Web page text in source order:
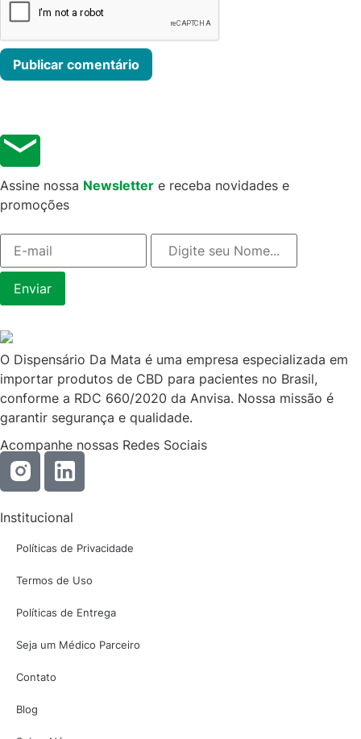
Assine nossa Newsletter e receba novidades e
promoções
O Dispensário Da Mata é uma empresa especializada em
importar produtos de CBD para pacientes no Brasil,
conforme a RDC 660/2020 da Anvisa. Nossa missão é
garantir segurança e qualidade.
Acompanhe nossas Redes Sociais
Institucional
Políticas de Privacidade
Termos de Uso
Políticas de Entrega
Seja um Médico Parceiro
Contato
Blog